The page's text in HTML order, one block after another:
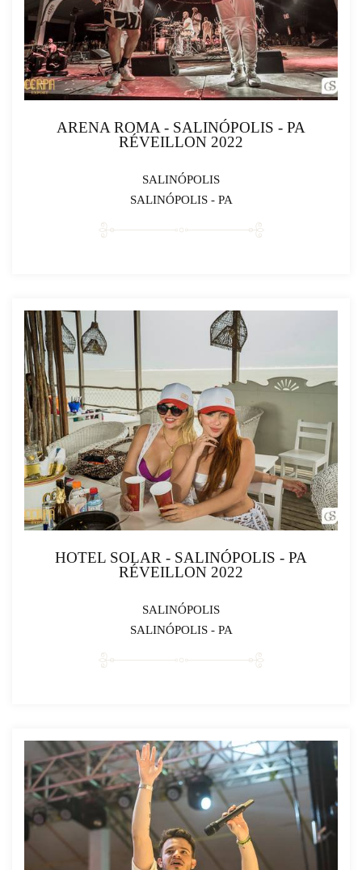
ARENA ROMA - SALINÓPOLIS - PA
RÉVEILLON 2022
SALINÓPOLIS
SALINÓPOLIS - PA
HOTEL SOLAR - SALINÓPOLIS - PA
RÉVEILLON 2022
SALINÓPOLIS
SALINÓPOLIS - PA